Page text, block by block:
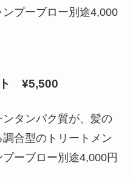
プーブロー別途4,000
ト ¥5,500
タンパク質が、髪の
合型のトリートメン
ーブロー別途4,000円